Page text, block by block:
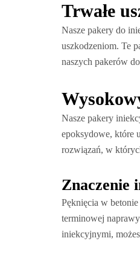
Trwałe
Nasze pakery do
uszkodzeniom. Te
naszych pakerów
Nasze pakery
epoksydowe, które
rozwiązań, w
Znaczenie
Pęknięcia w
terminowej
iniekcyjnymi,